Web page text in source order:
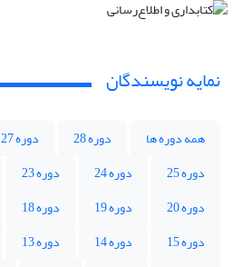
نمایه نویسندگان
همه دوره ها دوره 28 دوره 27
دوره 25
دوره 24 دوره 23
دوره 20
دوره 19 دوره 18
دوره 15
دوره 14 دوره 13